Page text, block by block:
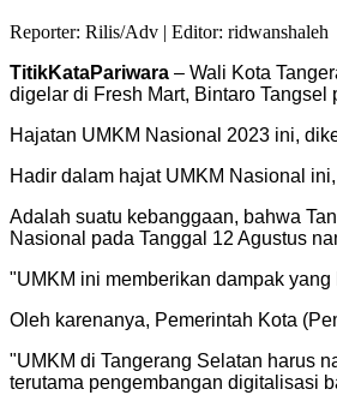
Reporter: Rilis/Adv | Editor: ridwanshaleh
TitikKataPariwara – Wali Kota
digelar di Fresh Mart, Bintaro Tangsel
Hajatan UMKM Nasional 2023 ini,
Hadir dalam hajat UMKM Nasional
Adalah suatu kebanggaan, bahwa
Nasional pada Tanggal 12 Agustus
"UMKM ini memberikan dampak
Oleh karenanya, Pemerintah Kota
"UMKM di Tangerang Selatan harus
terutama pengembangan digitalisasi